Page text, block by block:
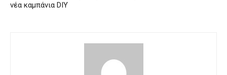
νέα καμπάνια DIY